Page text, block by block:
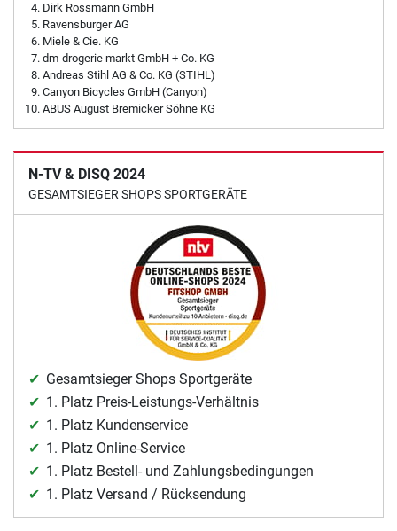
Dirk Rossmann GmbH
Ravensburger AG
Miele & Cie. KG
dm-drogerie markt GmbH + Co. KG
Andreas Stihl AG & Co. KG (STIHL)
Canyon Bicycles GmbH (Canyon)
ABUS August Bremicker Söhne KG
N-TV & DISQ 2024
GESAMTSIEGER SHOPS SPORTGERÄTE
Gesamtsieger Shops Sportgeräte
1. Platz Preis-Leistungs-Verhältnis
1. Platz Kundenservice
1. Platz Online-Service
1. Platz Bestell- und Zahlungsbedingungen
1. Platz Versand / Rücksendung